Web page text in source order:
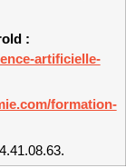
artificielle-
formation-